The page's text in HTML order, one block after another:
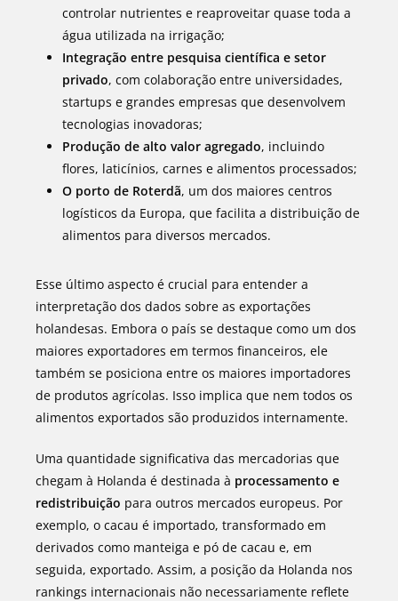
controlar nutrientes e reaproveitar quase toda a
água utilizada na irrigação;
Integração entre pesquisa científica e setor
privado, com colaboração entre universidades,
startups e grandes empresas que desenvolvem
tecnologias inovadoras;
Produção de alto valor agregado, incluindo
flores, laticínios, carnes e alimentos processados;
O porto de Roterdã, um dos maiores centros
logísticos da Europa, que facilita a distribuição de
alimentos para diversos mercados.
Esse último aspecto é crucial para entender a
interpretação dos dados sobre as exportações
holandesas. Embora o país se destaque como um dos
maiores exportadores em termos financeiros, ele
também se posiciona entre os maiores importadores
de produtos agrícolas. Isso implica que nem todos os
alimentos exportados são produzidos internamente.
Uma quantidade significativa das mercadorias que
chegam à Holanda é destinada à processamento e
redistribuição para outros mercados europeus. Por
exemplo, o cacau é importado, transformado em
derivados como manteiga e pó de cacau e, em
seguida, exportado. Assim, a posição da Holanda nos
rankings internacionais não necessariamente reflete